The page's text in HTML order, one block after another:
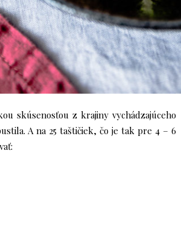
skúsenosťou z krajiny vychádzajúceho
A na 25 taštičiek, čo je tak pre 4 – 6